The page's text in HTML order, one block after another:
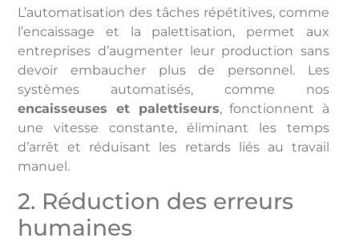
L’automatisation des tâches répétitives, comme
l’encaissage et la palettisation, permet aux
entreprises d’augmenter leur production sans
devoir embaucher plus de personnel. Les
systèmes automatisés, comme nos
encaisseuses et palettiseurs, fonctionnent à
une vitesse constante, éliminant les temps
d’arrêt et réduisant les retards liés au travail
manuel.
2. Réduction des erreurs
humaines